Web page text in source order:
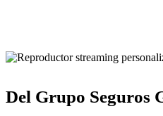
Del Grupo Seguros